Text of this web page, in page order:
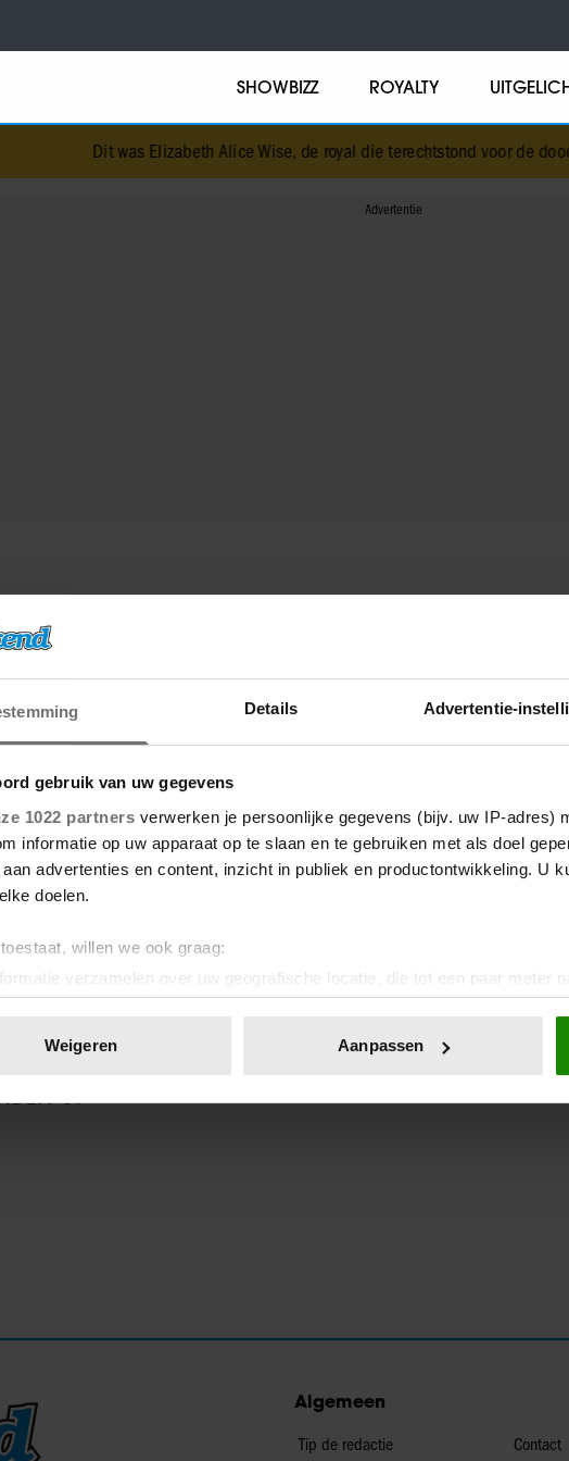
Details Advertentie-
gebruik van uw gegevens
1022 partners verwerken je persoonlijke gegevens (bijv. uw IP-adres)
informatie op uw apparaat op te slaan en te gebruiken met als doel
aan advertenties en content, inzicht in publiek en productontwikkeling. U
doelen.
willen we ook graag:
verzamelen over uw geografische locatie, die tot een paar meter
apparaat identificeren door het actief te scannen op specifieke
op elk moment wijzigen of intrekken in de Cookieverklaring.
Weigeren Aanpassen
SHOWBIZZ ROYALTY
Dit was Elizabeth Alice Wise, de royal die terechtstond voor de dood
BUIK
TV-programma
OP
Algemeen
Tip de redactie Contact